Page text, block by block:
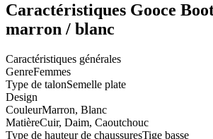
Caractéristiques Gooce
marron / blanc
Caractéristiques générales
GenreFemmes
Type de talonSemelle plate
Design
CouleurMarron, Blanc
MatièreCuir, Daim, Caoutchouc
Type de hauteur de chaussuresTige basse